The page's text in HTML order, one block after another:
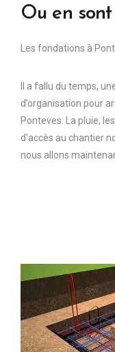
Ou en
Les fondations à
Il a fallu du temps,
d’organisation pour
Ponteves. La pluie,
d’accès au chantier
nous allons